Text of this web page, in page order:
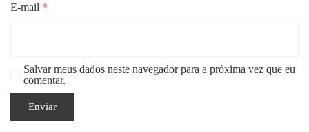
E-mail *
Salvar meus dados neste navegador para a próxima vez que eu
comentar.